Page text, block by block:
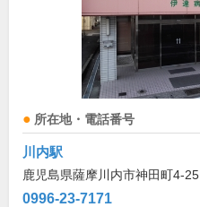
所在地・電話番号
川内駅
鹿児島県薩摩川内市神田町4-25
0996-23-7171